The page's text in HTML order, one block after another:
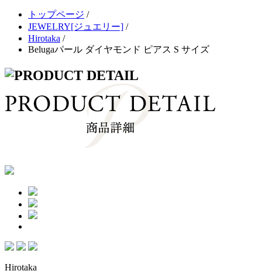
トップページ /
JEWELRY[ジュエリー] /
Hirotaka /
Belugaパール ダイヤモンド ピアス S サイズ
Hirotaka